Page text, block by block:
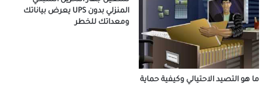
ما هو التصيد الاحتيالي وكيفية حماية
المنزلي بدون UPS يعرض بياناتك
ومعداتك للخطر